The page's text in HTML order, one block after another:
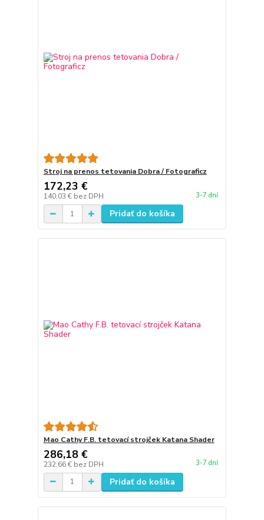
Stroj na prenos tetovania Dobra / Fotograficz
172,23 €
140,03 € bez DPH 3-7 dní
Pridať do košíka
Mao Cathy F.B. tetovací strojček Katana Shader
286,18 €
232,66 € bez DPH 3-7 dní
Pridať do košíka